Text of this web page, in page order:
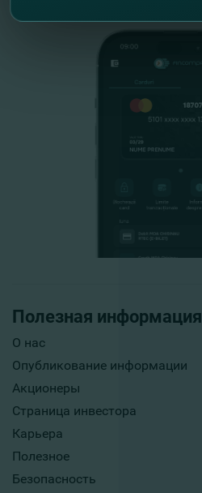
Полезная информация
О нас
Опубликование информации
Акционеры
Страница инвестора
Карьера
Полезное
Безопасность